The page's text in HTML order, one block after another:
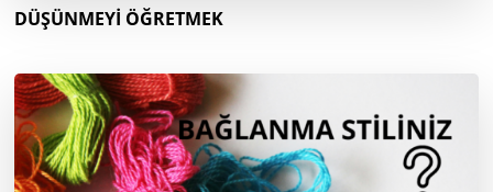
DÜŞÜNMEYİ ÖĞRETMEK